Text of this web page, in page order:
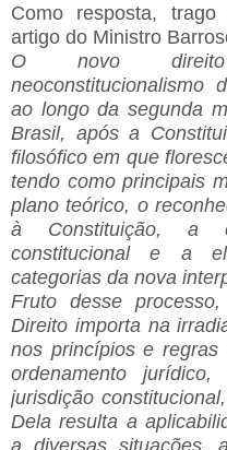
Como resposta,
artigo do Ministro
O novo direito
neoconstitucionalismo
ao longo da segunda
Brasil, após a
filosófico em que
tendo como principais
plano teórico, o
à Constituição, a
constitucional e a
categorias da nova
Fruto desse
Direito importa na
nos princípios e
ordenamento
jurisdição
Dela resulta a
a diversas situações,